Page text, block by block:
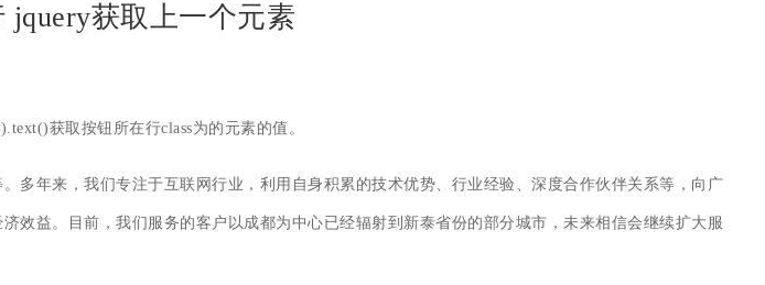
jquery获取上一个元素
获取按钮所在行class为的元素的值。
多年来，我们专注于互联网行业，利用自身积累的技术优势、行业经验、深度合作伙伴关系等，向广
效益。目前，我们服务的客户以成都为中心已经辐射到新泰省份的部分城市，未来相信会继续扩大服